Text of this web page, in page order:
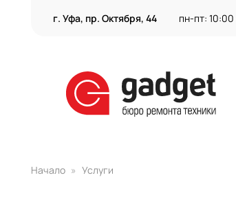
г. Уфа, пр. Октября, 44 пн-пт:
Начало Услуги